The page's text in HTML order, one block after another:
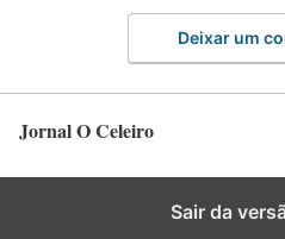
Deixar um
Jornal O Celeiro
Sair da